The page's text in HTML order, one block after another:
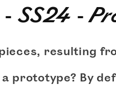
SS24 -
resulting
prototype? By